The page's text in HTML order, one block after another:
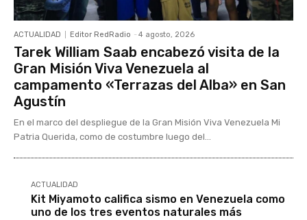
ACTUALIDAD Editor RedRadio - 4 agosto, 2026
Tarek William Saab encabezó visita de la
Gran Misión Viva Venezuela al
campamento «Terrazas del Alba» en San
Agustín
En el marco del despliegue de la Gran Misión Viva Venezuela Mi
Patria Querida, como de costumbre luego del...
ACTUALIDAD
Kit Miyamoto califica sismo en Venezuela como
uno de los tres eventos naturales más